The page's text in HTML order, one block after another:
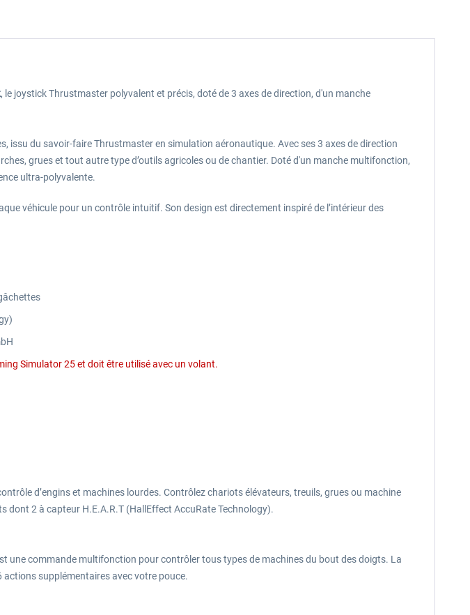
, le joystick Thrustmaster polyvalent et précis, doté de 3 axes de direction, d'un manche
issu du savoir-faire Thrustmaster en simulation aéronautique. Avec ses 3 axes de direction
grues et tout autre type d’outils agricoles ou de chantier. Doté d'un manche multifonction,
ultra-polyvalente.
véhicule pour un contrôle intuitif. Son design est directement inspiré de l’intérieur des
Simulator 25 et doit être utilisé avec un volant.
d’engins et machines lourdes. Contrôlez chariots élévateurs, treuils, grues ou machine
dont 2 à capteur H.E.A.R.T (HallEffect AccuRate Technology).
une commande multifonction pour contrôler tous types de machines du bout des doigts. La
actions supplémentaires avec votre pouce.